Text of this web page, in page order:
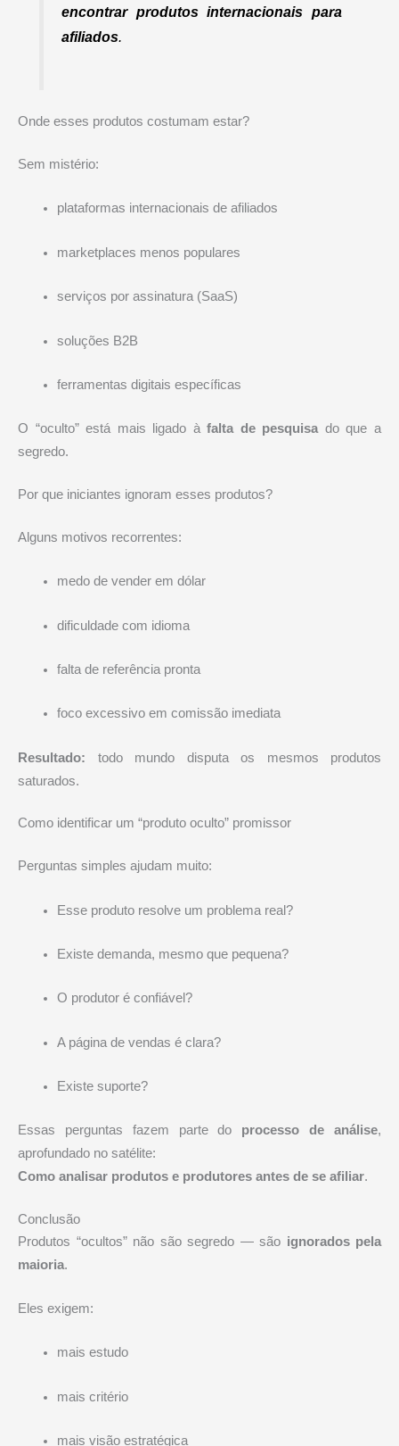
encontrar produtos internacionais para
afiliados.
Onde esses produtos costumam estar?
Sem mistério:
plataformas internacionais de afiliados
marketplaces menos populares
serviços por assinatura (SaaS)
soluções B2B
ferramentas digitais específicas
O “oculto” está mais ligado àfalta de pesquisado que a
segredo.
Por que iniciantes ignoram esses produtos?
Alguns motivos recorrentes:
medo de vender em dólar
dificuldade com idioma
falta de referência pronta
foco excessivo em comissão imediata
Resultado: todo mundo disputa os mesmos produtos
saturados.
Como identificar um “produto oculto” promissor
Perguntas simples ajudam muito:
Esse produto resolve um problema real?
Existe demanda, mesmo que pequena?
O produtor é confiável?
A página de vendas é clara?
Existe suporte?
Essas perguntas fazem parte do processo de análise,
aprofundado no satélite:
Como analisar produtos e produtores antes de se afiliar.
Conclusão
Produtos “ocultos” não são segredo — são ignorados pela
maioria.
Eles exigem:
mais estudo
mais critério
mais visão estratégica